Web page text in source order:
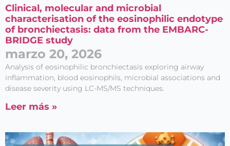
Clinical, molecular and microbial
characterisation of the eosinophilic endotype
of bronchiectasis: data from the EMBARC-
BRIDGE study
marzo 20, 2026
Analysis of eosinophilic bronchiectasis exploring airway
inflammation, blood eosinophils, microbial associations and
disease severity using LC-MS/MS techniques.
Leer más »